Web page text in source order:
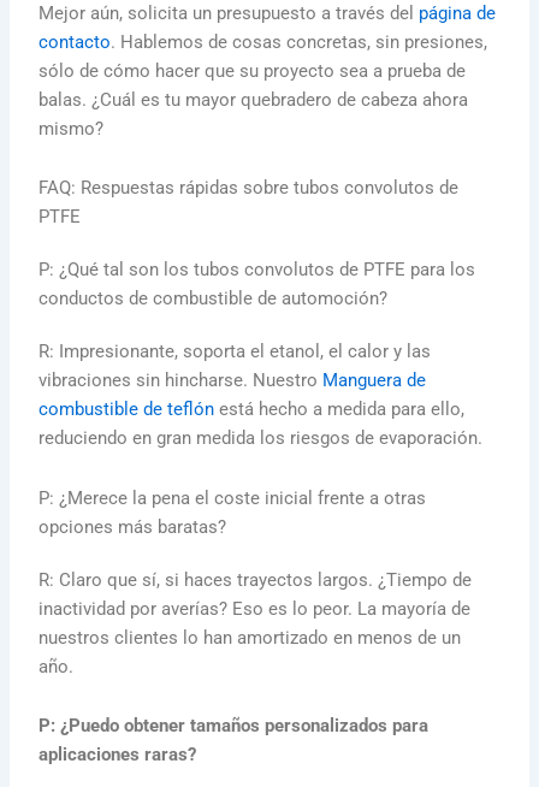
Mejor aún, solicita un presupuesto a través del página de
contacto. Hablemos de cosas concretas, sin presiones,
sólo de cómo hacer que su proyecto sea a prueba de
balas. ¿Cuál es tu mayor quebradero de cabeza ahora
mismo?
FAQ: Respuestas rápidas sobre tubos convolutos de
PTFE
P: ¿Qué tal son los tubos convolutos de PTFE para los
conductos de combustible de automoción?
R: Impresionante, soporta el etanol, el calor y las
vibraciones sin hincharse. Nuestro Manguera de
combustible de teflón está hecho a medida para ello,
reduciendo en gran medida los riesgos de evaporación.
P: ¿Merece la pena el coste inicial frente a otras
opciones más baratas?
R: Claro que sí, si haces trayectos largos. ¿Tiempo de
inactividad por averías? Eso es lo peor. La mayoría de
nuestros clientes lo han amortizado en menos de un
año.
P: ¿Puedo obtener tamaños personalizados para
aplicaciones raras?